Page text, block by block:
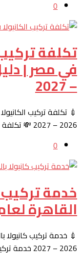
0
تكلفة
– 2027
💉 تكلفة تركيب
2026 – 2027 💸 تكلفة تركيب الكانيولا في…
0
خدمة تركيب
القاهرة لعام 2026 –
💉 خدمة تركيب كانيولا
2026 – 2027 خدمة تركيب كانيولا بالمنزل القاهرة لو محتاج خدمة…